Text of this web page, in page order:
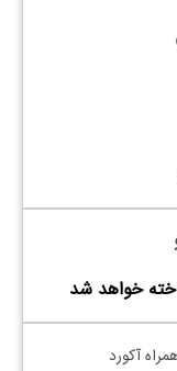
خواهد شد
آکورد